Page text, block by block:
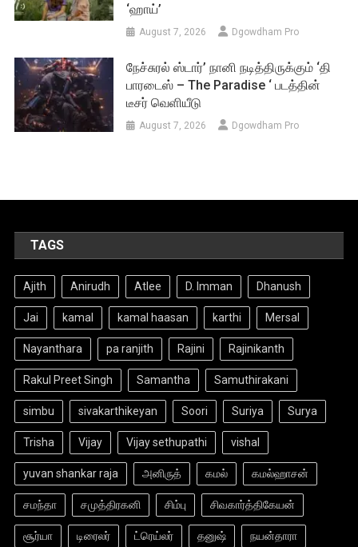
‘ஹாய்’
August 7, 2026 Dgowdham Pro
நேச்சுரல் ஸ்டார்’ நானி நடித்திருக்கும் ‘தி
பாரடைஸ் – The Paradise ‘ படத்தின்
டீசர் வெளியீடு
August 7, 2026 Dgowdham Pro
TAGS
Ajith Anirudh Atlee D. Imman Dhanush
Jai kamal kamal haasan karthi Mersal
Nayanthara pa ranjith Rajini Rajinikanth
Rakul Preet Singh Samantha Samuthirakani
simbu sivakarthikeyan Soori Suriya Surya
Trisha Vijay Vijay sethupathi vishal
yuvan shankar raja அனிருத் கமல் கமல்ஹாசன்
சமந்தா சமுத்திரகனி சிம்பு சிவகார்த்திகேயன்
சூர்யா டிரைலர் ட்ரெய்லர் தனுஷ் நயன்தாரா